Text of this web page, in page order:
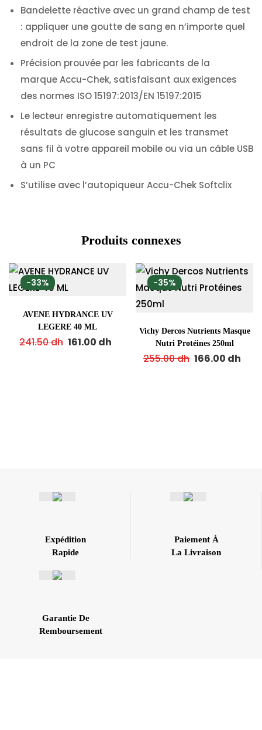
Bandelette réactive avec un grand champ de test
: appliquer une goutte de sang en n’importe quel
endroit de la zone de test jaune.
Précision prouvée par les fabricants de la
marque Accu-Chek, satisfaisant aux exigences
des normes ISO 15197:2013/EN 15197:2015
Le lecteur enregistre automatiquement les
résultats de glucose sanguin et les transmet
sans fil à votre appareil mobile ou via un câble USB
à un PC
S’utilise avec l’autopiqueur Accu-Chek Softclix
Produits connexes
-33%
AVENE HYDRANCE UV
LEGERE 40 ML
241.50dh 161.00 dh
-35%
Vichy Dercos Nutrients Masque
Nutri Protéines 250ml
255.00dh 166.00 dh
Paiement À
La Livraison
Expédition
Rapide
Garantie De
Remboursement